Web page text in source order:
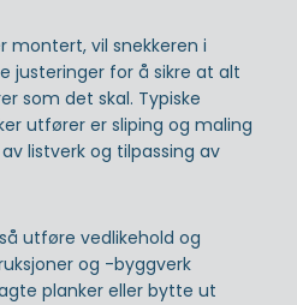
montert, vil snekkeren i
justeringer for å sikre at alt
som det skal. Typiske
utfører er sliping og maling
listverk og tilpassing av
utføre vedlikehold og
og -byggverk
planker eller bytte ut